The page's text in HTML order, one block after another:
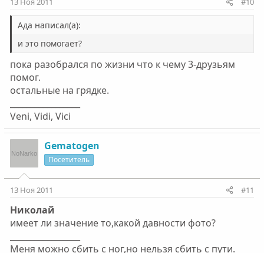
Ада написал(а):
и это помогает?
пока разобрался по жизни что к чему 3-друзьям
помог.
остальные на грядке.
Veni, Vidi, Vici
Gematogen
Посетитель
13 Ноя 2011 #11
Николай
имеет ли значение то,какой давности фото?
Меня можно сбить с ног,но нельзя сбить с пути.